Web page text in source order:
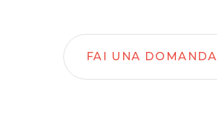
FAI UNA DOMANDA